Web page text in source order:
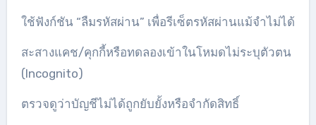
ใช้ฟังก์ชัน “ลืมรหัสผ่าน” เพื่อรีเซ็ตรหัสผ่านแม้จำไม่ได้
สะสางแคช/คุกกี้หรือทดลองเข้าในโหมดไม่ระบุตัวตน
(Incognito)
ตรวจดูว่าบัญชีไม่ได้ถูกยับยั้งหรือจำกัดสิทธิ์